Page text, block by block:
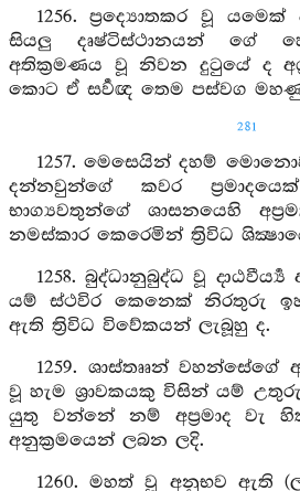
1256. ප්‍රද්‍යොතකර වූ
සියලු දෘෂ්ටිස්ථානයන් ගේ
අතික්‍රමණය වූ නිවන දුටුයේ ද
කොට ඒ සර්‍වඥ තෙම පස්වග
281
1257. මෙසෙයින් දහම්
දන්නවුන්ගේ කවර
භාග්‍යවතුන්ගේ ශාසනයෙහි
නමස්කාර කෙරෙමින් ත්‍රිවිධ
1258. බුද්ධානුබුද්ධ වූ
යම් ස්ථවිර කෙනෙක් නිරතුරු
ඇති ත්‍රිවිධ විවේකයන් ලැබූහු ද.
1259. ශාස්තෲන් වහන්සේගේ
වූ හැම ශ්‍රාවකයකු විසින් යම්
යුතු වන්නේ නම් අප්‍රමාද වැ
අනුක්‍රමයෙන් ලබන ලදි.
1260. මහත් වූ අනුභව ඇති